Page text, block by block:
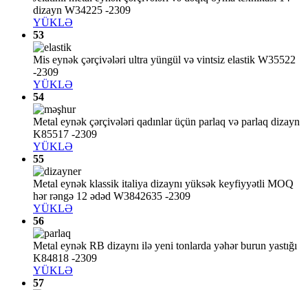
dizayn W34225 -2309
YÜKLƏ
53
Mis eynək çərçivələri ultra yüngül və vintsiz elastik W35522
-2309
YÜKLƏ
54
Metal eynək çərçivələri qadınlar üçün parlaq və parlaq dizayn
K85517 -2309
YÜKLƏ
55
Metal eynək klassik italiya dizaynı yüksək keyfiyyətli MOQ
hər rəngə 12 ədəd W3842635 -2309
YÜKLƏ
56
Metal eynək RB dizaynı ilə yeni tonlarda yəhər burun yastığı
K84818 -2309
YÜKLƏ
57